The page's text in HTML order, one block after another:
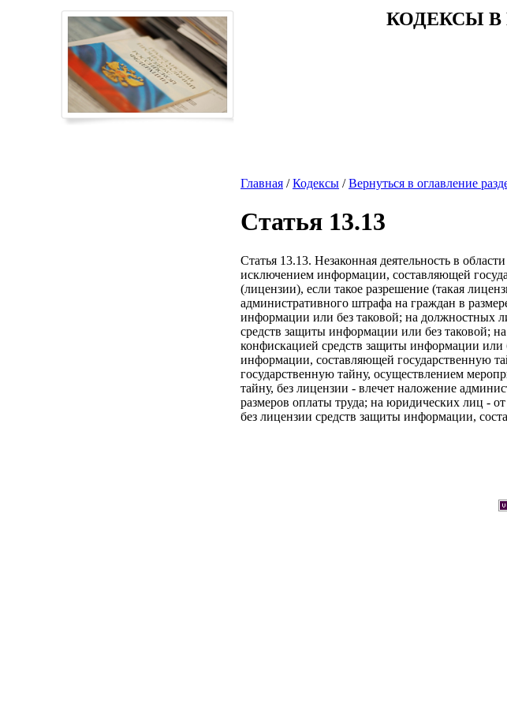
КОДЕКСЫ
Главная /Кодексы /Вернуться в оглавление
Статья 13.13
Статья 13.13. Незаконная деятельность в
исключением информации, составляющей
(лицензии), если такое разрешение (такая
административного штрафа на граждан в
информации или без таковой; на должностных
средств защиты информации или без таковой;
конфискацией средств защиты информации или
информации, составляющей государственную
государственную тайну, осуществлением
тайну, без лицензии - влечет наложение
размеров оплаты труда; на юридических лиц -
без лицензии средств защиты информации,